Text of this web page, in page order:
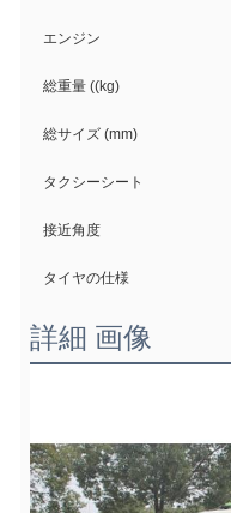
エンジン
総重量 ((kg)
総サイズ (mm)
タクシーシート
接近角度
タイヤの仕様
詳細 画像